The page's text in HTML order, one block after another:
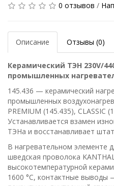
0 отзывов /
Описание Отзывы (0)
Керамический ТЭН 230V/
промышленных
145.436 — керамический
промышленных
PREMIUM (145.435), CLASSIC
Устанавливается взамен
ТЭНа и восстанавливает
В нагревательном элементе
шведская проволока
высокотемпературной
1600 °C, контактные выводы